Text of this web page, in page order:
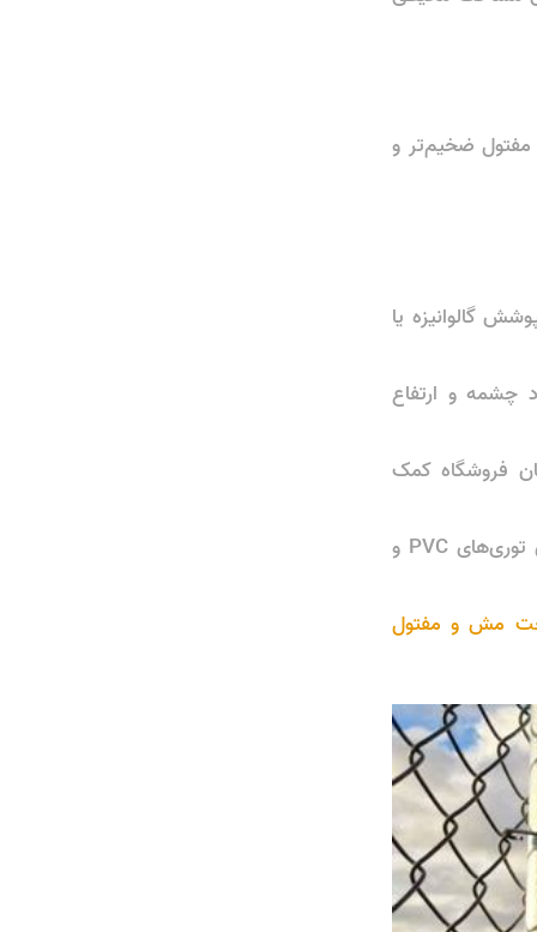
ضخیم‌تر و
گالوانیزه یا
چشمه و ارتفاع
فروشگاه کمک
شرایط گارانتی و خدمات پس از فروش: در مورد گارانتی محصول (به خصوص برای توری‌های PVC و
مش و مفتول